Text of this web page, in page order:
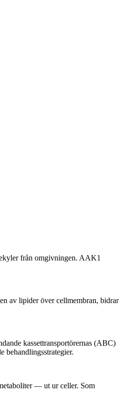
från omgivningen. AAK1
av lipider över cellmembran, bidrar
kassettransportörernas (ABC)
behandlingsstrategier.
— ut ur celler. Som